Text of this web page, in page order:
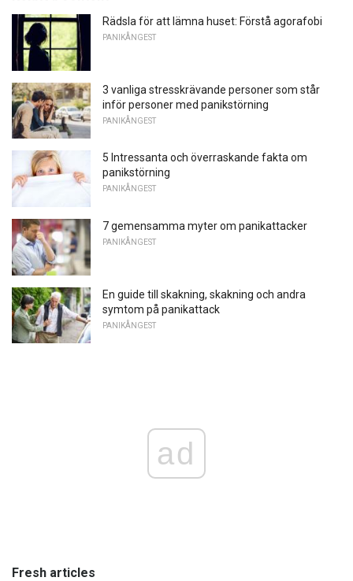
Rädsla för att lämna huset: Förstå agorafobi
PANIKÅNGEST
3 vanliga stresskrävande personer som står
inför personer med panikstörning
PANIKÅNGEST
5 Intressanta och överraskande fakta om
panikstörning
PANIKÅNGEST
7 gemensamma myter om panikattacker
PANIKÅNGEST
En guide till skakning, skakning och andra
symtom på panikattack
PANIKÅNGEST
ad
Fresh articles